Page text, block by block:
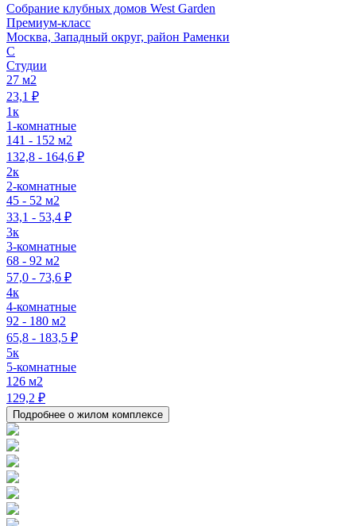
Собрание клубных домов West Garden
Премиум-класс
Москва, Западный округ, район Раменки
C
Студии
27 м2
23,1 ₽
1к
1-комнатные
141 - 152 м2
132,8 - 164,6 ₽
2к
2-комнатные
45 - 52 м2
33,1 - 53,4 ₽
3к
3-комнатные
68 - 92 м2
57,0 - 73,6 ₽
4к
4-комнатные
92 - 180 м2
65,8 - 183,5 ₽
5к
5-комнатные
126 м2
129,2 ₽
Подробнее о жилом комплексе